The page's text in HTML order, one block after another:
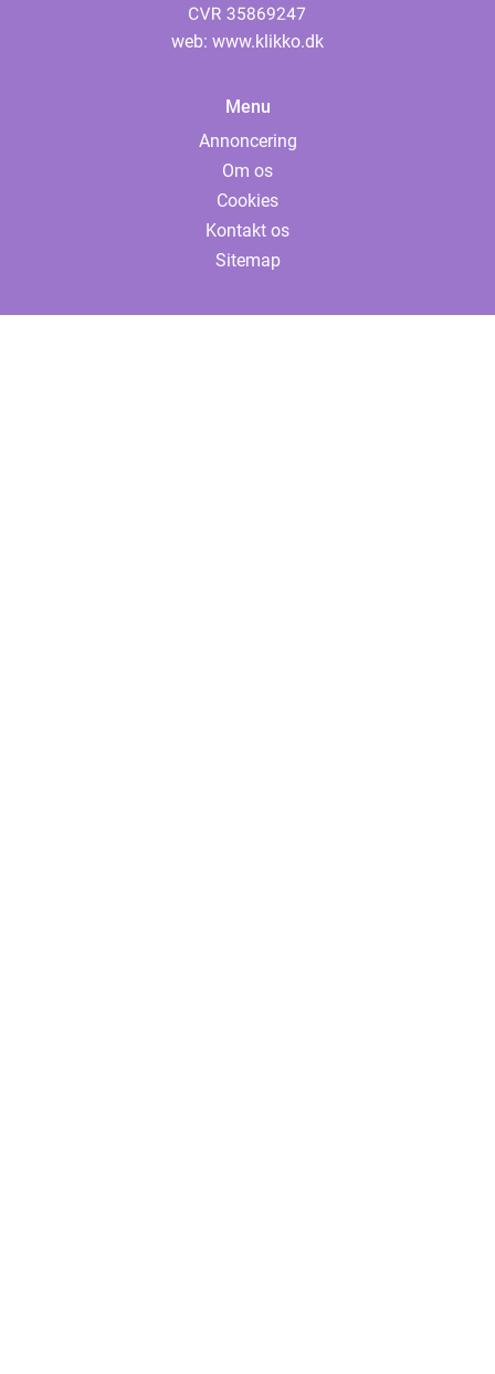
web: www.klikko.dk
Menu
Annoncering
Om os
Cookies
Kontakt os
Sitemap